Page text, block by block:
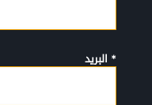
* البريد